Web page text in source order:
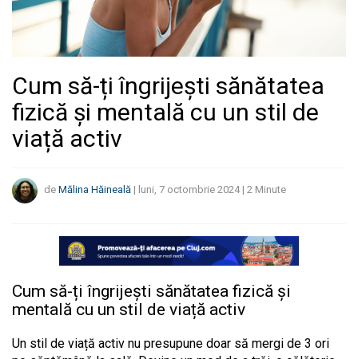
Cum să-ți îngrijești sănătatea
fizică și mentală cu un stil de
viață activ
de Mălina Hăineală | luni, 7 octombrie 2024| 2 Minute
Cum să-ți îngrijești sănătatea fizică și
mentală cu un stil de viață activ
Un stil de viață activ nu presupune doar să mergi de 3 ori